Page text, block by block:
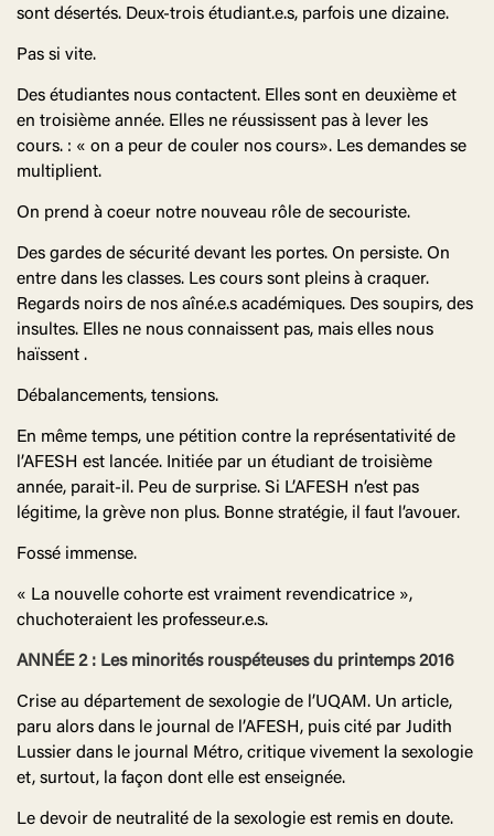
sont désertés. Deux-trois étudiant.e.s, parfois une dizaine.
Pas si vite.
Des étudiantes nous contactent. Elles sont en deuxième et
en troisième année. Elles ne réussissent pas à lever les
cours. : « on a peur de couler nos cours». Les demandes se
multiplient.
On prend à coeur notre nouveau rôle de secouriste.
Des gardes de sécurité devant les portes. On persiste. On
entre dans les classes. Les cours sont pleins à craquer.
Regards noirs de nos aîné.e.s académiques. Des soupirs, des
insultes. Elles ne nous connaissent pas, mais elles nous
haïssent .
Débalancements, tensions.
En même temps, une pétition contre la représentativité de
l’AFESH est lancée. Initiée par un étudiant de troisième
année, parait-il. Peu de surprise. Si L’AFESH n’est pas
légitime, la grève non plus. Bonne stratégie, il faut l’avouer.
Fossé immense.
« La nouvelle cohorte est vraiment revendicatrice »,
chuchoteraient les professeur.e.s.
ANNÉE 2 : Les minorités rouspéteuses du printemps 2016
Crise au département de sexologie de l’UQAM. Un article,
paru alors dans le journal de l’AFESH, puis cité par Judith
Lussier dans le journal Métro, critique vivement la sexologie
et, surtout, la façon dont elle est enseignée.
Le devoir de neutralité de la sexologie est remis en doute.